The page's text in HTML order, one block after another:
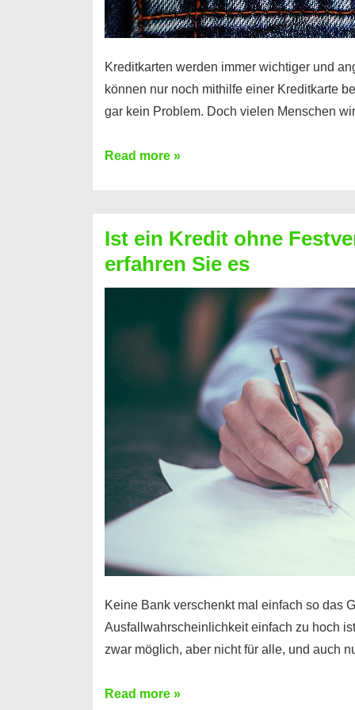
Kreditkarten werden immer wichtiger und
können nur noch mithilfe einer Kreditkarte
gar kein Problem. Doch vielen Menschen
Kreditkarte
Prepaid
ist
nicht
Read more »
Ist ein Kredit ohne
erfahren Sie es
Keine Bank verschenkt mal einfach so das
Ausfallwahrscheinlichkeit einfach zu hoch
zwar möglich, aber nicht für alle, und auch
Ist
Read more »